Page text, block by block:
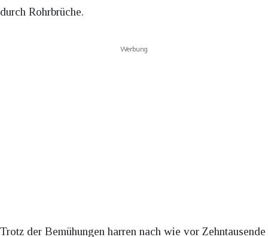
durch Rohrbrüche.
Werbung
Trotz der Bemühungen harren nach wie vor Zehntausende